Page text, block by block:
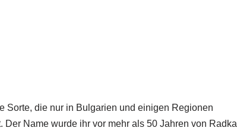
Sorte, die nur in Bulgarien und einigen Regionen
Name wurde ihr vor mehr als 50 Jahren von Radka